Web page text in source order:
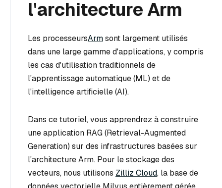
l'architecture Arm
Les processeursArmsont largement utilisés
dans une large gamme d'applications, y compris
les cas d'utilisation traditionnels de
l'apprentissage automatique (ML) et de
l'intelligence artificielle (AI).
Dans ce tutoriel, vous apprendrez à construire
une application RAG (Retrieval-Augmented
Generation) sur des infrastructures basées sur
l'architecture Arm. Pour le stockage des
vecteurs, nous utilisons Zilliz Cloud, la base de